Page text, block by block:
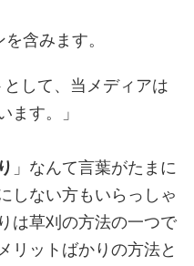
含みます。
して、当メディアは
ます。」
」なんて言葉がたまに
しない方もいらっしゃ
は草刈の方法の一つで
リットばかりの方法と